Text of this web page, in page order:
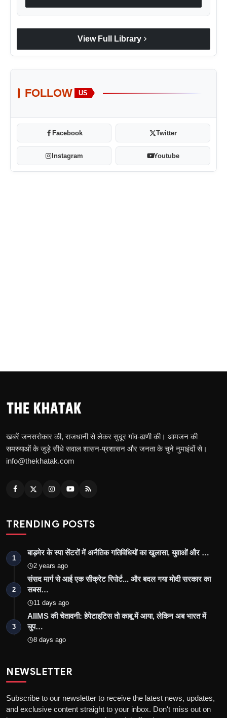
View Full Library chevron_right
FOLLOW US
Facebook Twitter
Instagram Youtube
खबरें जनसरोकार की, राजधानी से लेकर सुदूर गांव-ढाणी की। आमजन की
समस्याओं के जुड़े सीधे सवाल शासन-प्रशासन और जनता के चुने नुमाइंदों से।
info@thekhatak.com
TRENDING POSTS
1
बाड़मेर के स्पा सेंटरों में अनैतिक गतिविधियों का खुलासा, युवाओं और …
2 years ago
2
संसद मार्ग से आई एक सीक्रेट रिपोर्ट... और बदल गया मोदी सरकार का
सबस…
11 days ago
3
AIIMS की चेतावनी: हेपेटाइटिस तो काबू में आया, लेकिन अब भारत में
चुप…
8 days ago
NEWSLETTER
Subscribe to our newsletter to receive the latest news, updates,
and exclusive content straight to your inbox. Don't miss out on